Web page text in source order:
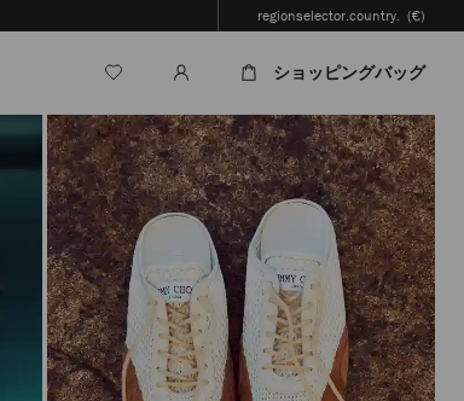
regionselector.country. (€)
ショッピングバッグ